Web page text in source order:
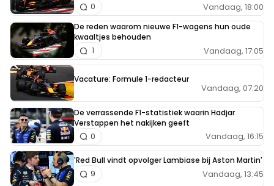
Vandaag, 18:00
0
De reden waarom nieuwe F1-wagens hun oude
kwaaltjes behouden
Vandaag, 17:05
1
Vacature: Formule 1-redacteur
Vandaag, 07:20
De verrassende F1-statistiek waarin Hadjar
Verstappen het nakijken geeft
Vandaag, 16:15
0
'Red Bull vindt opvolger Lambiase bij Aston Martin'
Vandaag, 13:45
9